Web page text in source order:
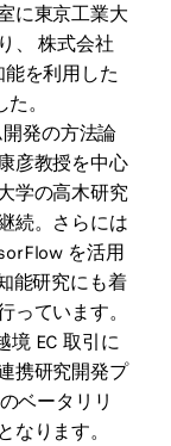
に東京工業大
、 株式会社
能を利用した
。
発の方法論
彦教授を中心
学の高木研究
続。さらには
を活用
能研究にも着
ています。
境 EC 取引に
携研究開発プ
ベータリリ
ります。